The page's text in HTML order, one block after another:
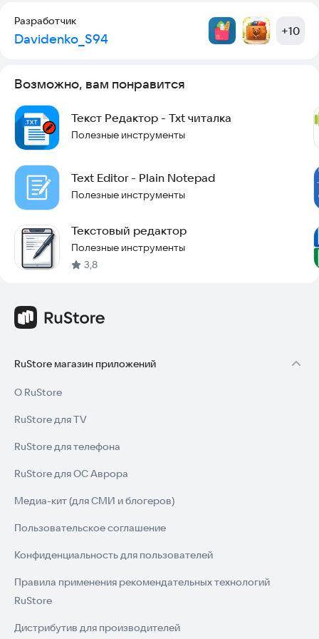
Приложение "CopyPaste" обладает интуитивно понятным
текстом. Оно может быть полезным для широкого круга
копирайтеров и просто людей, работающих с текстом
ежедневно.
Разработчик
Davidenko_S94 +10
Возможно, вам понравится
Текст Редактор - Txt читалка
Полезные инструменты
Text Editor - Plain Notepad
Полезные инструменты
Текстовый редактор
Полезные инструменты
3,8
RuStore магазин приложений
О RuStore
RuStore для TV
RuStore для телефона
RuStore для ОС Аврора
Медиа-кит (для СМИ и блогеров)
Пользовательское соглашение
Конфиденциальность для пользователей
Правила применения рекомендательных технологий
RuStore
Дистрибутив для производителей